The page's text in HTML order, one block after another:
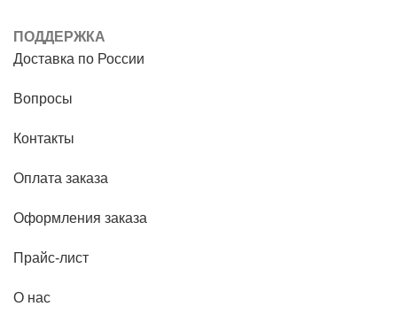
ПОДДЕРЖКА
Доставка по России
Вопросы
Контакты
Оплата заказа
Оформления заказа
Прайс-лист
О нас